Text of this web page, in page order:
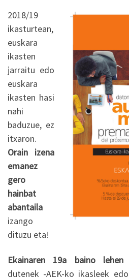
2018/19
ikasturtean,
euskara
ikasten
jarraitu edo
euskara
ikasten hasi
nahi
baduzue, ez
itxaron.
Orain izena
emanez
gero
hainbat
abantaila
izango
dituzu eta!
Ekainaren 19a baino lehen
dutenek -AEK-ko ikasleek